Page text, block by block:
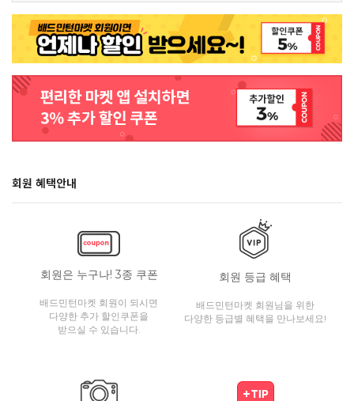
회원 혜택안내
회원은 누구나! 3종 쿠폰
배드민턴마켓 회원이 되시면
다양한 추가 할인쿠폰을
받으실 수 있습니다.
회원 등급 혜택
배드민턴마켓 회원님을 위한
다양한 등급별 혜택을 만나보세요!